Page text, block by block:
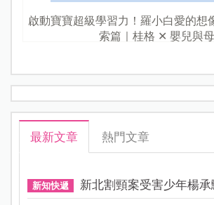
啟動寶寶超級學習力！羅小白愛的想
索篇｜桂格 ✕ 嬰兒與
最新文章 熱門文章
新知快遞 新北割頸案受害少年楊承